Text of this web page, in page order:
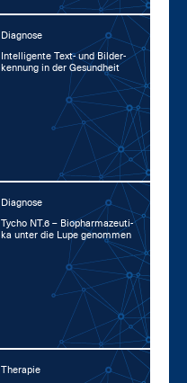
Diagnose
In­tel­li­gen­te Text- und Bil­der­
ken­nung in der Ge­sund­heit
Diagnose
Ty­cho NT.6 – Bio­phar­ma­zeu­ti­
ka un­ter die Lu­pe ge­nom­men
Therapie